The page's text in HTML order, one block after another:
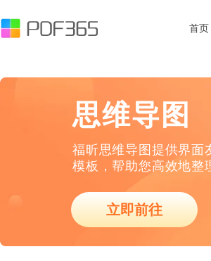
首页
思维导图
福昕思维导图提供界面
模板，帮助您高效地整
立即前往